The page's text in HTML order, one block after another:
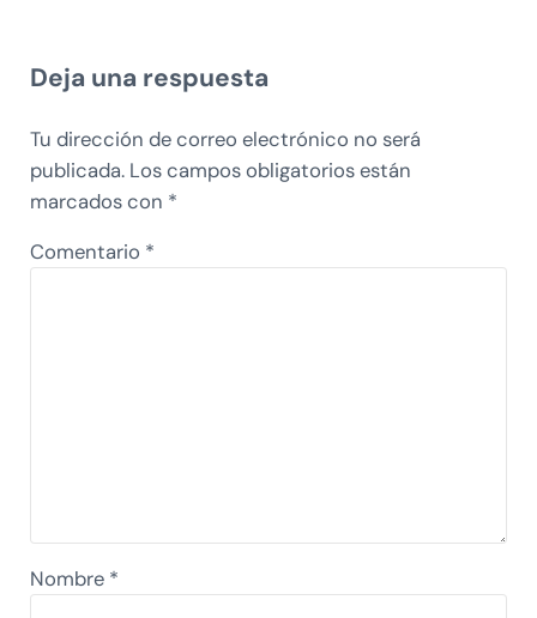
Deja una respuesta
Tu dirección de correo electrónico no será
publicada. Los campos obligatorios están
marcados con *
Comentario *
Nombre *